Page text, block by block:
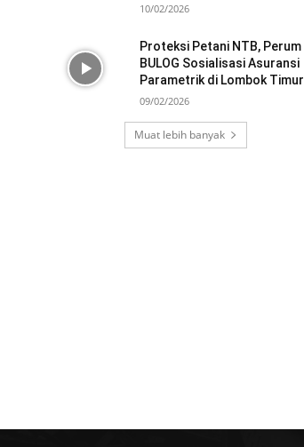
10/02/2026
Proteksi Petani NTB, Perum
BULOG Sosialisasi Asuransi
Parametrik di Lombok Timur
09/02/2026
Muat lebih banyak